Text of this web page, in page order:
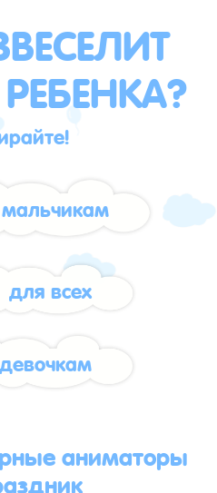
мальчикам
для всех
девочкам
аниматоры